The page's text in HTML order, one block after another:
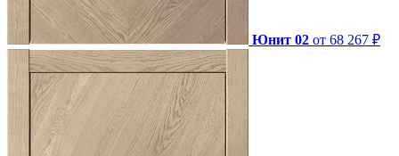
Юнит 02 от 68 267 ₽